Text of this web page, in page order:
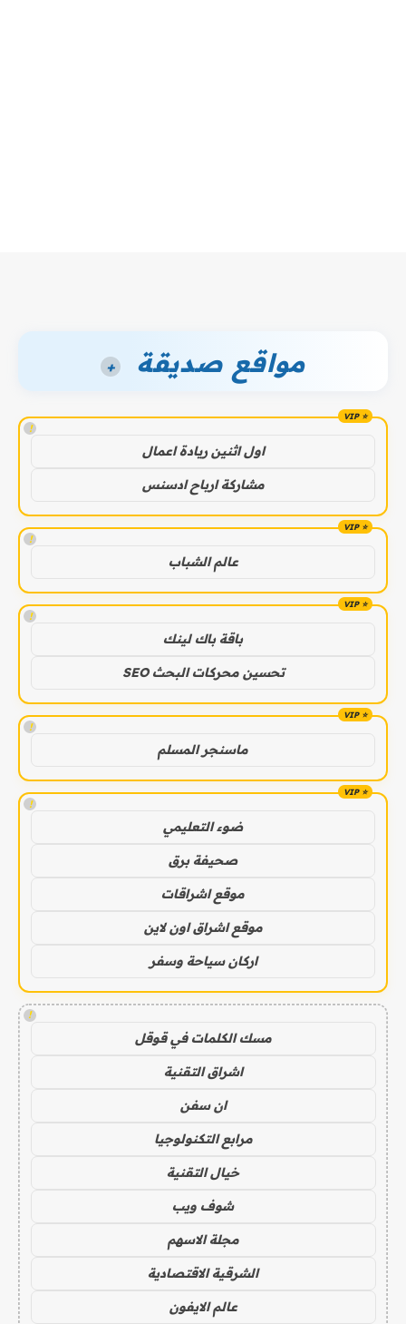
مواقع صديقة +
!
اول اثنين ريادة اعمال
مشاركة ارباح ادسنس
!
عالم الشباب
!
باقة باك لينك
تحسين محركات البحث SEO
!
ماسنجر المسلم
!
ضوء التعليمي
صحيفة برق
موقع اشراقات
موقع اشراق اون لاين
اركان سياحة وسفر
!
مسك الكلمات في قوقل
اشراق التقنية
ان سفن
مرابع التكنولوجيا
خيال التقنية
شوف ويب
مجلة الاسهم
الشرقية الاقتصادية
عالم الايفون